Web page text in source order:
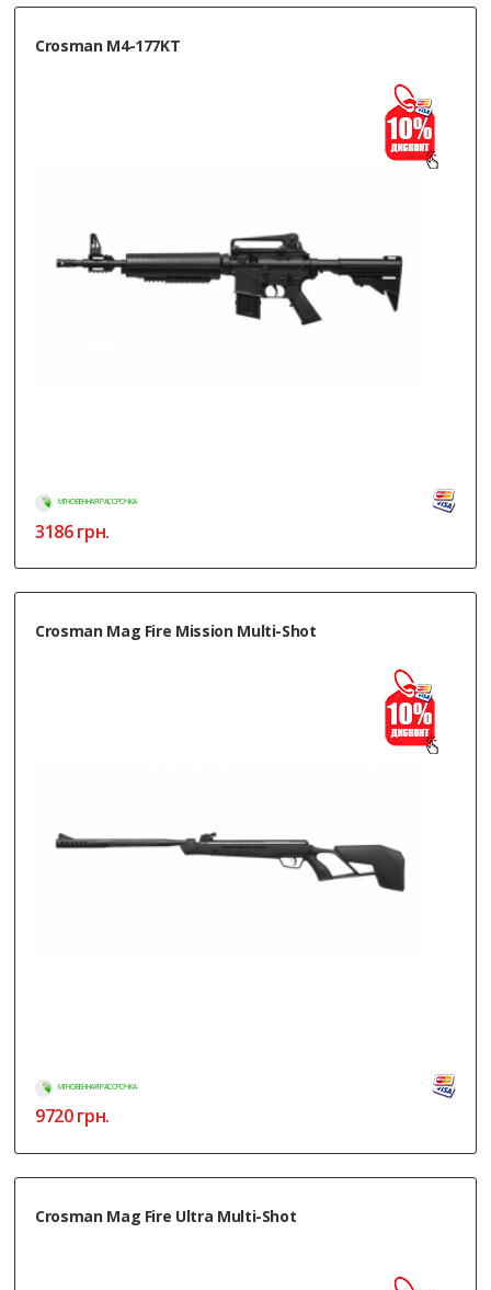
Crosman M4-177KT
МГНОВЕННАЯ РАССРОЧКА
3186грн.
Crosman Mag Fire Mission Multi-Shot
МГНОВЕННАЯ РАССРОЧКА
9720грн.
Crosman Mag Fire Ultra Multi-Shot